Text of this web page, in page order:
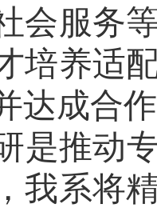
会服务
培养适
达成合
是推动
，我系将